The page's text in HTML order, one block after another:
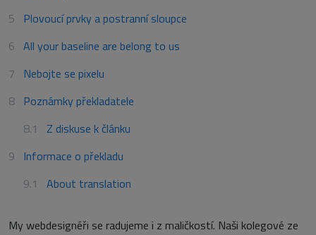
Plovoucí prvky a postranní sloupce
All your baseline are belong to us
Nebojte se pixelu
Poznámky překladatele
Z diskuse k článku
Informace o překladu
About translation
My webdesignéři se radujeme i z maličkostí. Naši kolegové ze